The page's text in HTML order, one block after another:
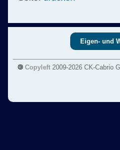
Eigen- und
Copyleft 2009-2026 CK-Cabrio